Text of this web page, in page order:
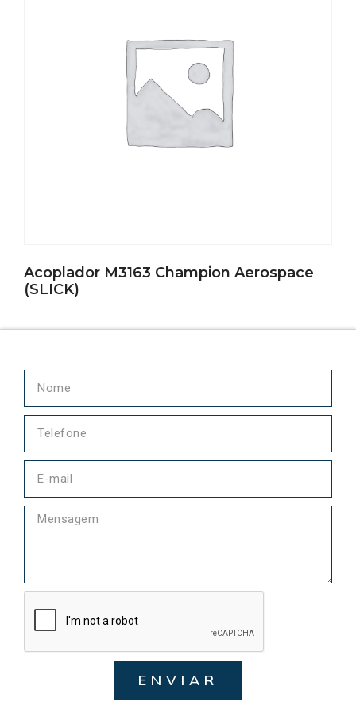
Acoplador M3163 Champion Aerospace
(SLICK)
ENVIAR